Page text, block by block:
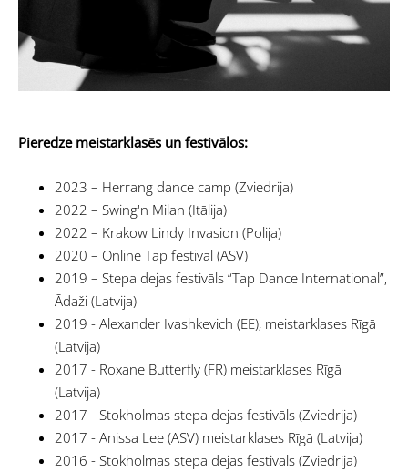
Pieredze meistarklasēs un festivālos:
2023 – Herrang dance camp (Zviedrija)
2022 – Swing'n Milan (Itālija)
2022 – Krakow Lindy Invasion (Polija)
2020 – Online Tap festival (ASV)
2019 – Stepa dejas festivāls “Tap Dance International”,
Ādaži (Latvija)
2019 - Alexander Ivashkevich (EE), meistarklases Rīgā
(Latvija)
2017 - Roxane Butterfly (FR) meistarklases Rīgā
(Latvija)
2017 - Stokholmas stepa dejas festivāls (Zviedrija)
2017 - Anissa Lee (ASV) meistarklases Rīgā (Latvija)
2016 - Stokholmas stepa dejas festivāls (Zviedrija)